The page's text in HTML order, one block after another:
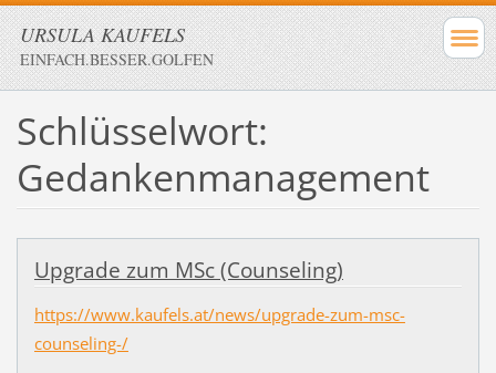
URSULA KAUFELS
EINFACH.BESSER.GOLFEN
Schlüsselwort:
Gedankenmanagement
Upgrade zum MSc (Counseling)
https://www.kaufels.at/news/upgrade-zum-msc-
counseling-/